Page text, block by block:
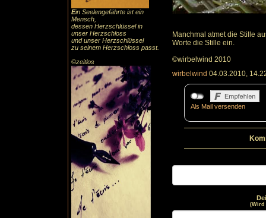
Ein Seelengefährte ist ein
Mensch,
dessen Herzschlüssel in
unser Herzschloss
und unser Herzschlüssel
zu seinem Herzschloss passt.
©zeitlos
Manchmal atmet die Stille
Worte die Stille ein.
©wirbelwind 2010
wirbelwind 04.03.2010,
Als Mail versenden
(Wird